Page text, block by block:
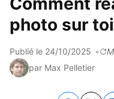
photo sur
Publié le 24/10/2025
par Max Pelletier